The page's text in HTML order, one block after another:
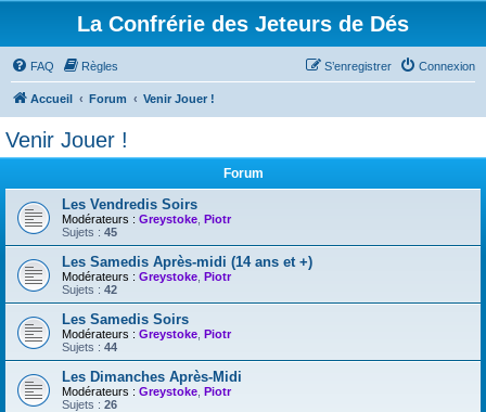
La Confrérie des Jeteurs de Dés
FAQ Règles Connexion
S’enregistrer
Accueil Forum Venir Jouer !
Venir Jouer !
Forum
Les Vendredis Soirs
Modérateurs : Greystoke Piotr
Sujets : 45
Les Samedis Après-midi (14 ans et +)
Modérateurs : Greystoke Piotr
Sujets : 42
Les Samedis Soirs
Modérateurs : Greystoke Piotr
Sujets : 44
Les Dimanches Après-Midi
Modérateurs : Greystoke Piotr
Sujets : 26